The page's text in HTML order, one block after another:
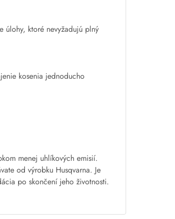
úlohy, ktoré nevyžadujú plný
kosenia jednoducho
menej uhlíkových emisií.
od výrobku Husqvarna. Je
po skončení jeho životnosti.